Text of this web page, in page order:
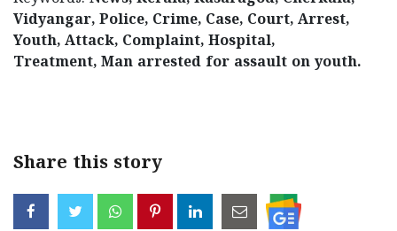
Vidyangar, Police, Crime, Case, Court, Arrest,
Youth, Attack, Complaint, Hospital,
Treatment, Man arrested for assault on youth.
Share this story